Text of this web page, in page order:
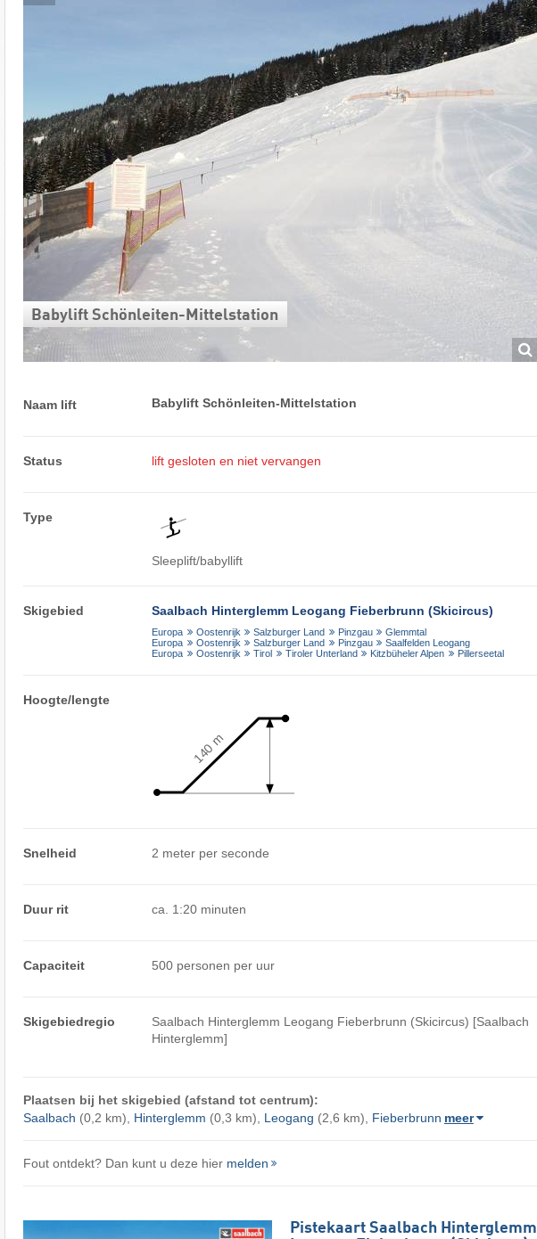
Babylift Schönleiten-Mittelstation
Naam lift Babylift Schönleiten-Mittelstation
Status lift gesloten en niet vervangen
Type
Sleeplift/babyllift
Skigebied Saalbach Hinterglemm Leogang Fieberbrunn (Skicircus)
Europa Oostenrijk Salzburger Land Pinzgau
Glemmtal
Europa
Oostenrijk Salzburger Land Pinzgau
Saalfelden Leogang
Europa
Oostenrijk Tirol Tiroler Unterland Kitzbüheler Alpen Pillerseetal
Hoogte/lengte
140 m
Snelheid 2 meter per seconde
Duur rit ca. 1:20 minuten
Capaciteit 500 personen per uur
Skigebiedregio
Saalbach Hinterglemm Leogang Fieberbrunn (Skicircus) [Saalbach
Hinterglemm]
Plaatsen bij het skigebied (afstand tot centrum):
Saalbach (0,2 km), Hinterglemm (0,3 km), Leogang (2,6 km), Fieberbrunn meer
Fout ontdekt? Dan kunt u deze hier melden
Pistekaart Saalbach Hinterglemm